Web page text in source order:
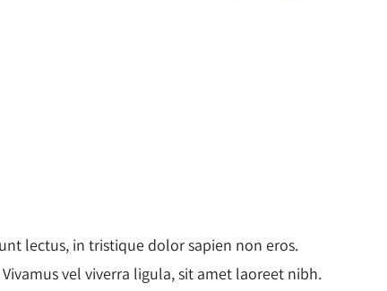
lectus, in tristique dolor sapien non eros.
vel viverra ligula, sit amet laoreet nibh.